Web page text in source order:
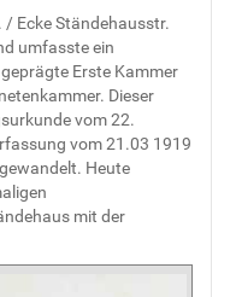
Ecke Ständehausstr.
umfasste ein
Erste Kammer
Dieser
vom 22.
vom 21.03 1919
Heute
mit der